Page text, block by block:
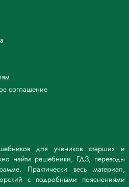
для учеников старших и
найти решебники, ГДЗ, переводы
Практически весь материал,
с подробными пояснениями
соглашение